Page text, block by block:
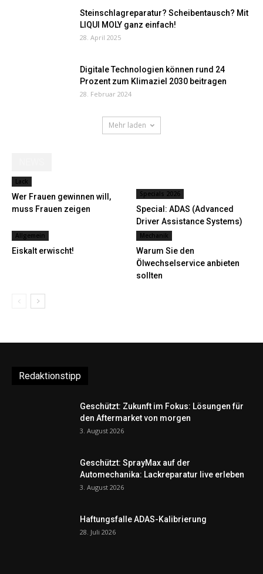
Steinschlagreparatur? Scheibentausch? Mit
LIQUI MOLY ganz einfach!
28. April 2025
Digitale Technologien können rund 24
Prozent zum Klimaziel 2030 beitragen
28. Februar 2024
Mehr laden
Lack
Wer Frauen gewinnen will,
muss Frauen zeigen
Specials 2026
Special: ADAS (Advanced
Driver Assistance Systems)
Allgemein
Eiskalt erwischt!
Mechanik
Warum Sie den
Ölwechselservice anbieten
sollten
Redaktionstipp
Geschützt: Zukunft im Fokus: Lösungen für
den Aftermarket von morgen
3. August 2026
Geschützt: SprayMax auf der
Automechanika: Lackreparatur live erleben
3. August 2026
Haftungsfalle ADAS-Kalibrierung
28. Juli 2026